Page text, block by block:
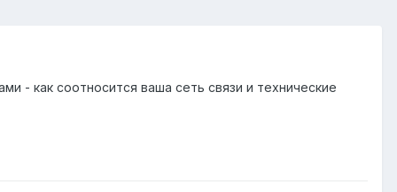
- как соотносится ваша сеть связи и технические